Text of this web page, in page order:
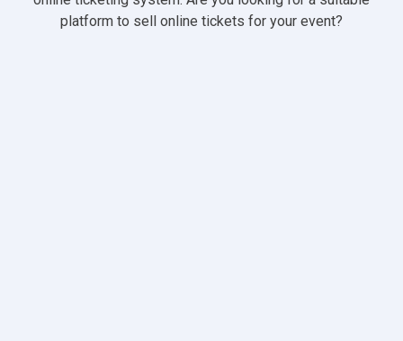
platform to sell online tickets for your event?